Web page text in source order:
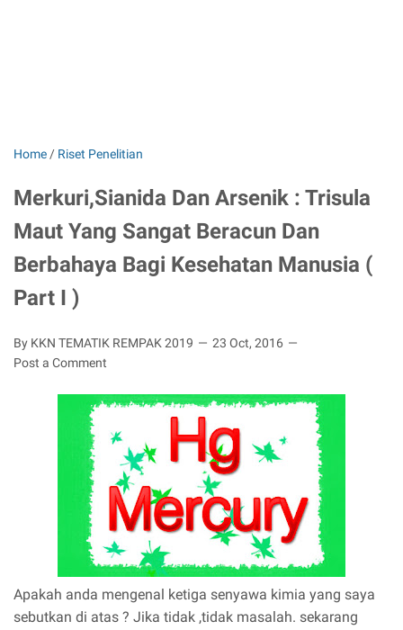
Home / Riset Penelitian
Merkuri,Sianida Dan Arsenik : Trisula
Maut Yang Sangat Beracun Dan
Berbahaya Bagi Kesehatan Manusia (
Part I )
By KKN TEMATIK REMPAK 2019
23 Oct, 2016
Post a Comment
Apakah anda mengenal ketiga senyawa kimia yang saya
sebutkan di atas ? Jika tidak ,tidak masalah. sekarang